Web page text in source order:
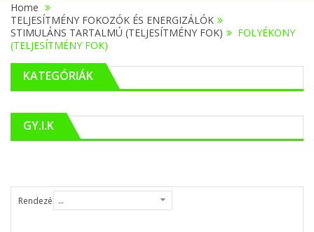
Home
TELJESÍTMÉNY FOKOZÓK ÉS ENERGIZÁLÓK
STIMULÁNS TARTALMÚ (TELJESÍTMÉNY FOK)
FOLYÉKONY
(TELJESÍTMÉNY FOK)
KATEGÓRIÁK
GY.I.K
Rendezés